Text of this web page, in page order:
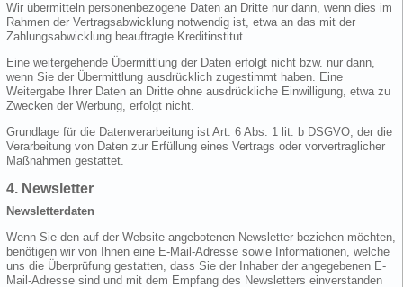
Wir übermitteln personenbezogene Daten an Dritte nur dann, wenn dies im
Rahmen der Vertragsabwicklung notwendig ist, etwa an das mit der
Zahlungsabwicklung beauftragte Kreditinstitut.
Eine weitergehende Übermittlung der Daten erfolgt nicht bzw. nur dann,
wenn Sie der Übermittlung ausdrücklich zugestimmt haben. Eine
Weitergabe Ihrer Daten an Dritte ohne ausdrückliche Einwilligung, etwa zu
Zwecken der Werbung, erfolgt nicht.
Grundlage für die Datenverarbeitung ist Art. 6 Abs. 1 lit. b DSGVO, der die
Verarbeitung von Daten zur Erfüllung eines Vertrags oder vorvertraglicher
Maßnahmen gestattet.
4. Newsletter
Newsletterdaten
Wenn Sie den auf der Website angebotenen Newsletter beziehen möchten,
benötigen wir von Ihnen eine E-Mail-Adresse sowie Informationen, welche
uns die Überprüfung gestatten, dass Sie der Inhaber der angegebenen E-
Mail-Adresse sind und mit dem Empfang des Newsletters einverstanden